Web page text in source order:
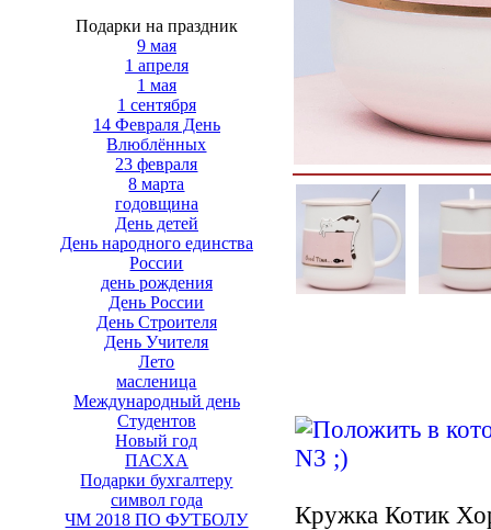
Подарки на праздник
9 мая
1 апреля
1 мая
1 сентября
14 Февраля День
Влюблённых
23 февраля
8 марта
годовщина
День детей
День народного единства
России
день рождения
День России
День Строителя
День Учителя
Лето
масленица
Международный день
Студентов
Новый год
ПАСХА
Подарки бухгалтеру
символ года
ЧМ 2018 ПО ФУТБОЛУ
Кружка Котик